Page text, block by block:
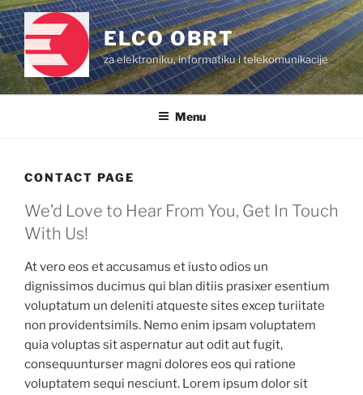
Skip
to
content
ELCO OBRT
za elektroniku, informatiku i telekomunikacije
Menu
CONTACT PAGE
We’d Love to Hear From You, Get In Touch
With Us!
At vero eos et accusamus et iusto odios un
dignissimos ducimus qui blan ditiis prasixer esentium
voluptatum un deleniti atqueste sites excep turiitate
non providentsimils. Nemo enim ipsam voluptatem
quia voluptas sit aspernatur aut odit aut fugit,
consequunturser magni dolores eos qui ratione
voluptatem sequi nesciunt. Lorem ipsum dolor sit